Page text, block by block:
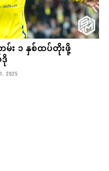
း ၁ နှစ်ထပ်တိုးဖို့
2025